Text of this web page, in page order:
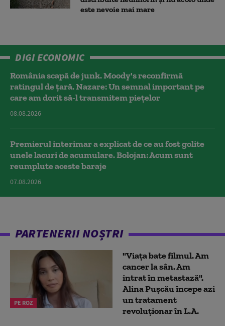
este nevoie mai mare
DIGI ECONOMIC
România scapă de junk. Moody's reconfirmă
ratingul de țară. Nazare: Un semnal important pe
care am dorit să-l transmitem piețelor
08.08.2026
Premierul interimar a explicat de ce au fost golite
unele lacuri de acumulare. Bolojan: Acum sunt
reumplute aceste baraje
07.08.2026
PARTENERII NOȘTRI
PE ROZ
"Viața bate filmul. Am
cancer la sân. Am
intrat în metastază".
Alina Pușcău începe azi
un tratament
revoluționar în L.A.